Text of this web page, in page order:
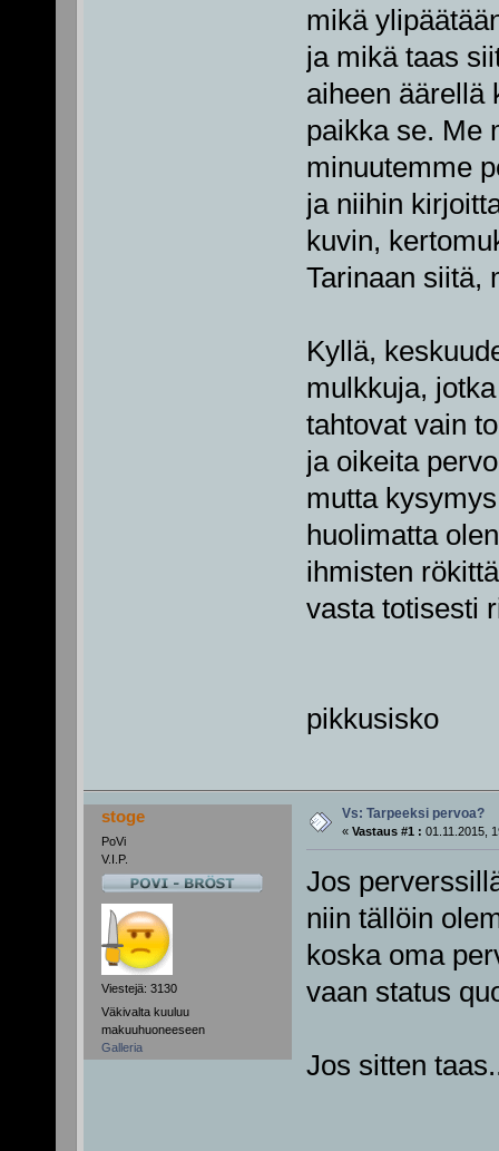
mikä
ja mikä taas
aiheen äärellä
paikka se. Me
minuutemme
ja niihin
kuvin,
Tarinaan siitä,
Kyllä,
mulkkuja,
tahtovat vain
ja oikeita
mutta
huolimatta
ihmisten
vasta totisesti
pikkusisko
stoge
PoVi
V.I.P.
Viestejä: 3130
Väkivalta kuuluu
makuuhuoneeseen
Galleria
Vs: Tarpeeksi pervoa?
« Vastaus #1 : 01.11.2015,
Jos
niin tällöin
koska oma
vaan status
Jos sitten